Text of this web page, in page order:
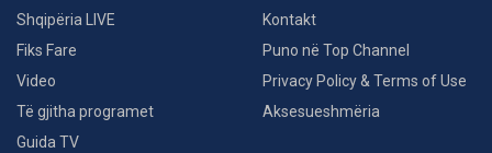
Shqipëria LIVE
Fiks Fare
Video
Të gjitha programet
Guida TV
Kontakt
Puno në Top Channel
Privacy Policy & Terms of Use
Aksesueshmëria